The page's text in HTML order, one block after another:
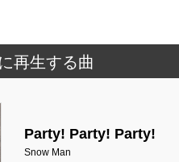
再生する曲
Party! Party! Party!
Snow Man